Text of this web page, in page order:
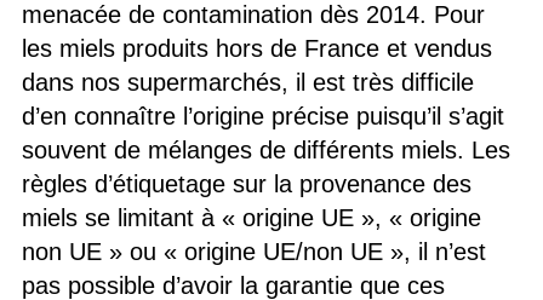
menacée de contamination dès 2014. Pour
les miels produits hors de France et vendus
dans nos supermarchés, il est très difficile
d’en connaître l’origine précise puisqu’il s’agit
souvent de mélanges de différents miels. Les
règles d’étiquetage sur la provenance des
miels se limitant à « origine UE », « origine
non UE » ou « origine UE/non UE », il n’est
pas possible d’avoir la garantie que ces